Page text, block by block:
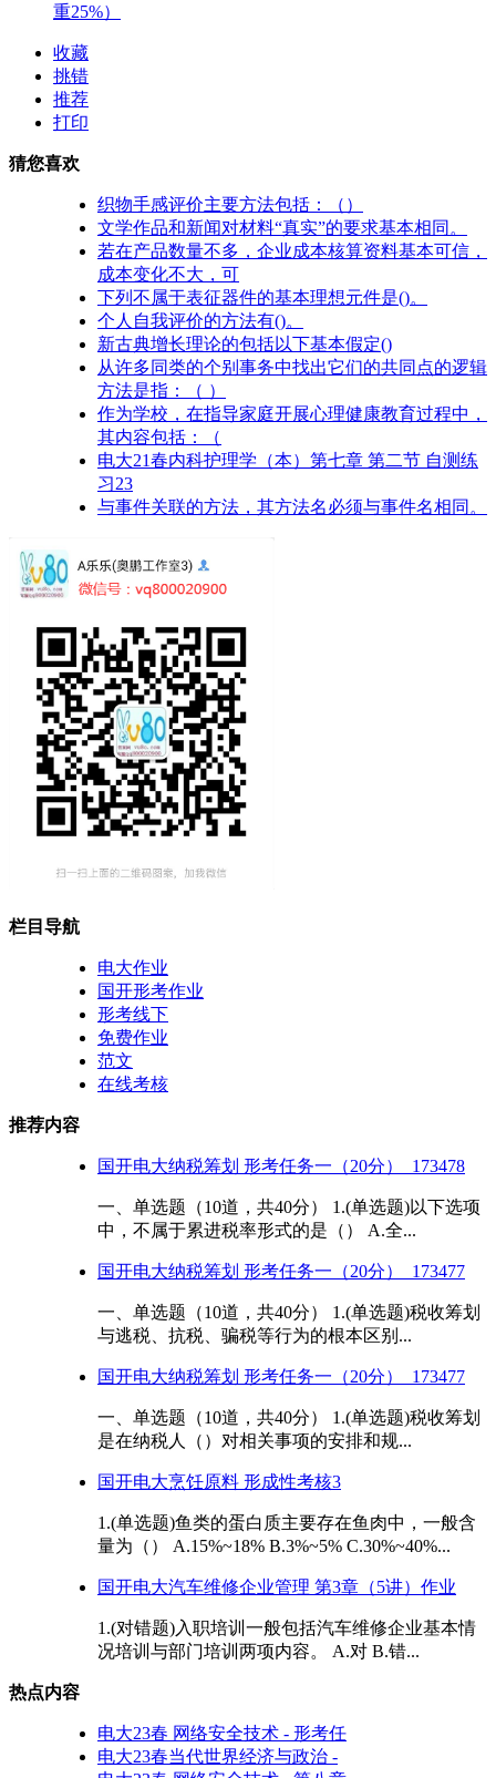
重25%）
收藏
挑错
推荐
打印
猜您喜欢
织物手感评价主要方法包括：（）
文学作品和新闻对材料“真实”的要求基本相同。
若在产品数量不多，企业成本核算资料基本可信，
成本变化不大，可
下列不属于表征器件的基本理想元件是()。
个人自我评价的方法有()。
新古典增长理论的包括以下基本假定()
从许多同类的个别事务中找出它们的共同点的逻辑
方法是指：（ ）
作为学校，在指导家庭开展心理健康教育过程中，
其内容包括：（
电大21春内科护理学（本）第七章 第二节 自测练
习23
与事件关联的方法，其方法名必须与事件名相同。
栏目导航
电大作业
国开形考作业
形考线下
免费作业
范文
在线考核
推荐内容
国开电大纳税筹划 形考任务一（20分）_173478
一、单选题（10道，共40分） 1.(单选题)以下选项
中，不属于累进税率形式的是（） A.全...
国开电大纳税筹划 形考任务一（20分）_173477
一、单选题（10道，共40分） 1.(单选题)税收筹划
与逃税、抗税、骗税等行为的根本区别...
国开电大纳税筹划 形考任务一（20分）_173477
一、单选题（10道，共40分） 1.(单选题)税收筹划
是在纳税人（）对相关事项的安排和规...
国开电大烹饪原料 形成性考核3
1.(单选题)鱼类的蛋白质主要存在鱼肉中，一般含
量为（） A.15%~18% B.3%~5% C.30%~40%...
国开电大汽车维修企业管理 第3章（5讲）作业
1.(对错题)入职培训一般包括汽车维修企业基本情
况培训与部门培训两项内容。 A.对 B.错...
热点内容
电大23春 网络安全技术 - 形考任
电大23春当代世界经济与政治 -